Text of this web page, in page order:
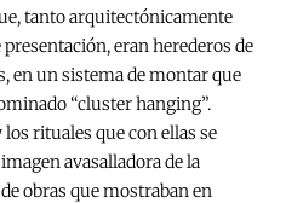
tanto arquitectónicamente
eran herederos de
en un sistema de montar que
“cluster hanging”.
rituales que con ellas se
avasalladora de la
obras que mostraban en